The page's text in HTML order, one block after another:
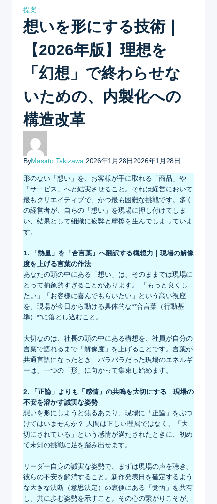
提案
想いを形にする技術｜
【2026年版】理想を
「幻想」で終わらせな
いための、内製化への
構造改革
ByMasato Takizawa 2026年1月28日2026年1月28日
形のない「想い」を、お客様が手に取れる「商品」や
「サービス」へと結実させること。それは経営において
最もクリエイティブで、かつ最も困難な挑戦です。多く
の経営者が、自らの「想い」を現場に押し付けてしま
い、結果として組織に疲弊と摩擦を生んでしまっていま
す。
1. 「熱量」を「合言葉」へ翻訳する構想力｜現場の解像
度を上げる言葉の作法
あなたの頭の中にある「想い」は、そのままでは現場に
とって抽象的すぎることがあります。 「もっと良くし
たい」「お客様に喜んでもらいたい」という高い視座
を、現場が今日から動ける具体的な**合言葉（行動基
準）**に落とし込むこと。
大切なのは、社長の頭の中にある構想を、社員が自分の
言葉で語れるまで「解像度」を上げることです。言葉が
共通言語になったとき、バラバラだった現場のエネルギ
ーは、一つの「形」に向かって集束し始めます。
2. 「正論」よりも「感情」の共鳴を大切にする｜現場の
不安を溶かす誠実な姿勢
想いを形にしようと焦るあまり、現場に「正論」をぶつ
けてはいませんか？ 人間は正しい理屈ではなく、「大
切にされている」という感情が満たされたときに、初め
て未知の挑戦に足を踏み出せます。
リーダー自身の誠実な姿勢で、まずは現場の声を聴き、
彼らの不安を解消すること。新作発表日を確定するよう
な大きな決断（意思決定）の裏側にある「覚悟」を共有
し、共に歩む姿勢を示すこと。その心の繋がりこそが、